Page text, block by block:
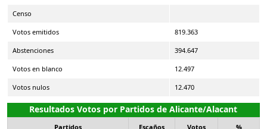
Censo
Votos emitidos 819.363
Abstenciones 394.647
Votos en blanco 12.497
Votos nulos 12.470
Resultados Votos por Partidos de Alicante/Alacant
Partidos Escaños Votos %